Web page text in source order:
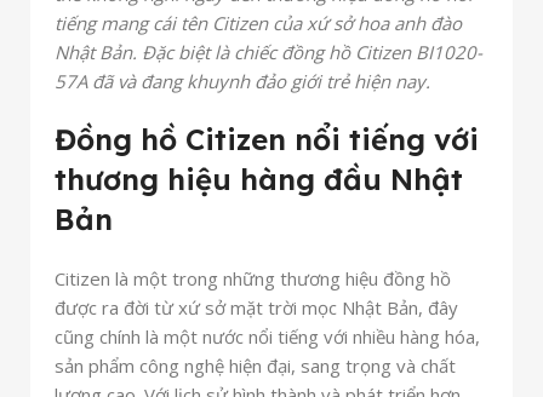
tiếng mang cái tên Citizen của xứ sở hoa anh đào
Nhật Bản. Đặc biệt là chiếc đồng hồ Citizen BI1020-
57A đã và đang khuynh đảo giới trẻ hiện nay.
Đồng hồ Citizen nổi tiếng với
thương hiệu hàng đầu Nhật
Bản
Citizen là một trong những thương hiệu đồng hồ
được ra đời từ xứ sở mặt trời mọc Nhật Bản, đây
cũng chính là một nước nổi tiếng với nhiều hàng hóa,
sản phẩm công nghệ hiện đại, sang trọng và chất